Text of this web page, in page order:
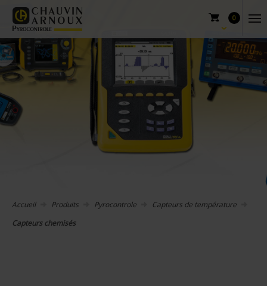
0
Accueil Produits Pyrocontrole
Capteurs de température
Capteurs chemisés